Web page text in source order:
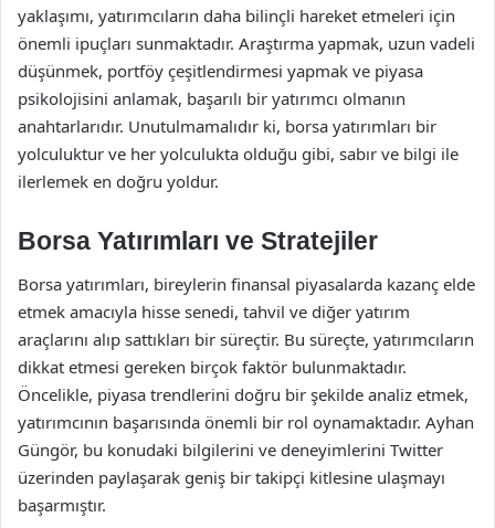
yaklaşımı, yatırımcıların daha bilinçli hareket etmeleri için
önemli ipuçları sunmaktadır. Araştırma yapmak, uzun vadeli
düşünmek, portföy çeşitlendirmesi yapmak ve piyasa
psikolojisini anlamak, başarılı bir yatırımcı olmanın
anahtarlarıdır. Unutulmamalıdır ki, borsa yatırımları bir
yolculuktur ve her yolculukta olduğu gibi, sabır ve bilgi ile
ilerlemek en doğru yoldur.
Borsa Yatırımları ve Stratejiler
Borsa yatırımları, bireylerin finansal piyasalarda kazanç elde
etmek amacıyla hisse senedi, tahvil ve diğer yatırım
araçlarını alıp sattıkları bir süreçtir. Bu süreçte, yatırımcıların
dikkat etmesi gereken birçok faktör bulunmaktadır.
Öncelikle, piyasa trendlerini doğru bir şekilde analiz etmek,
yatırımcının başarısında önemli bir rol oynamaktadır. Ayhan
Güngör, bu konudaki bilgilerini ve deneyimlerini Twitter
üzerinden paylaşarak geniş bir takipçi kitlesine ulaşmayı
başarmıştır.